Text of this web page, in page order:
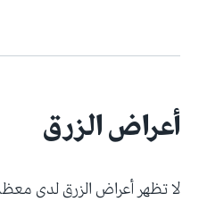
أعراض الزرق
لا تظهر أعراض الزرق لدى